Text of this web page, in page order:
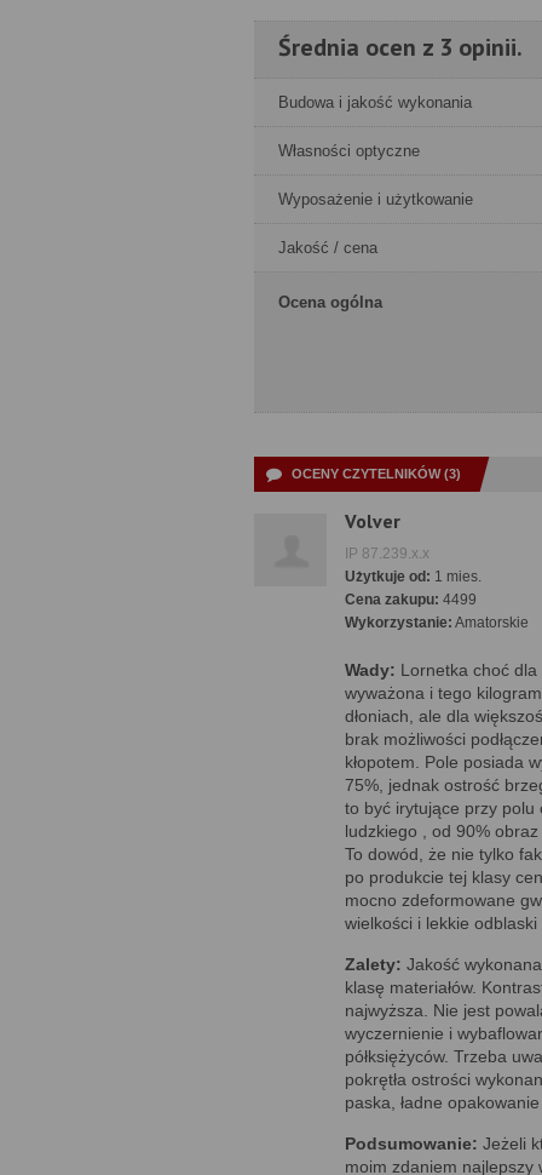
Średnia ocen z 3 opinii.
Budowa i jakość wykonania
Własności optyczne
Wyposażenie i użytkowanie
Jakość / cena
Ocena ogólna
OCENY CZYTELNIKÓW (3)
Volver
IP 87.239.x.x
Użytkuje od: 1 mies.
Cena zakupu: 4499
Wykorzystanie: Amatorskie
Wady: Lornetka choć
wyważona i tego
dłoniach, ale dla
brak możliwości
kłopotem. Pole posiada
75%, jednak ostrość
to być irytujące przy
ludzkiego , od 90%
To dowód, że nie tylko
po produkcie tej klasy
mocno zdeformowane
wielkości i lekkie
Zalety: Jakość
klasę materiałów.
najwyższa. Nie jest
wyczernienie i
półksiężyców. Trzeba
pokrętła ostrości
paska, ładne
Podsumowanie: Jeżeli
moim zdaniem najlepszy